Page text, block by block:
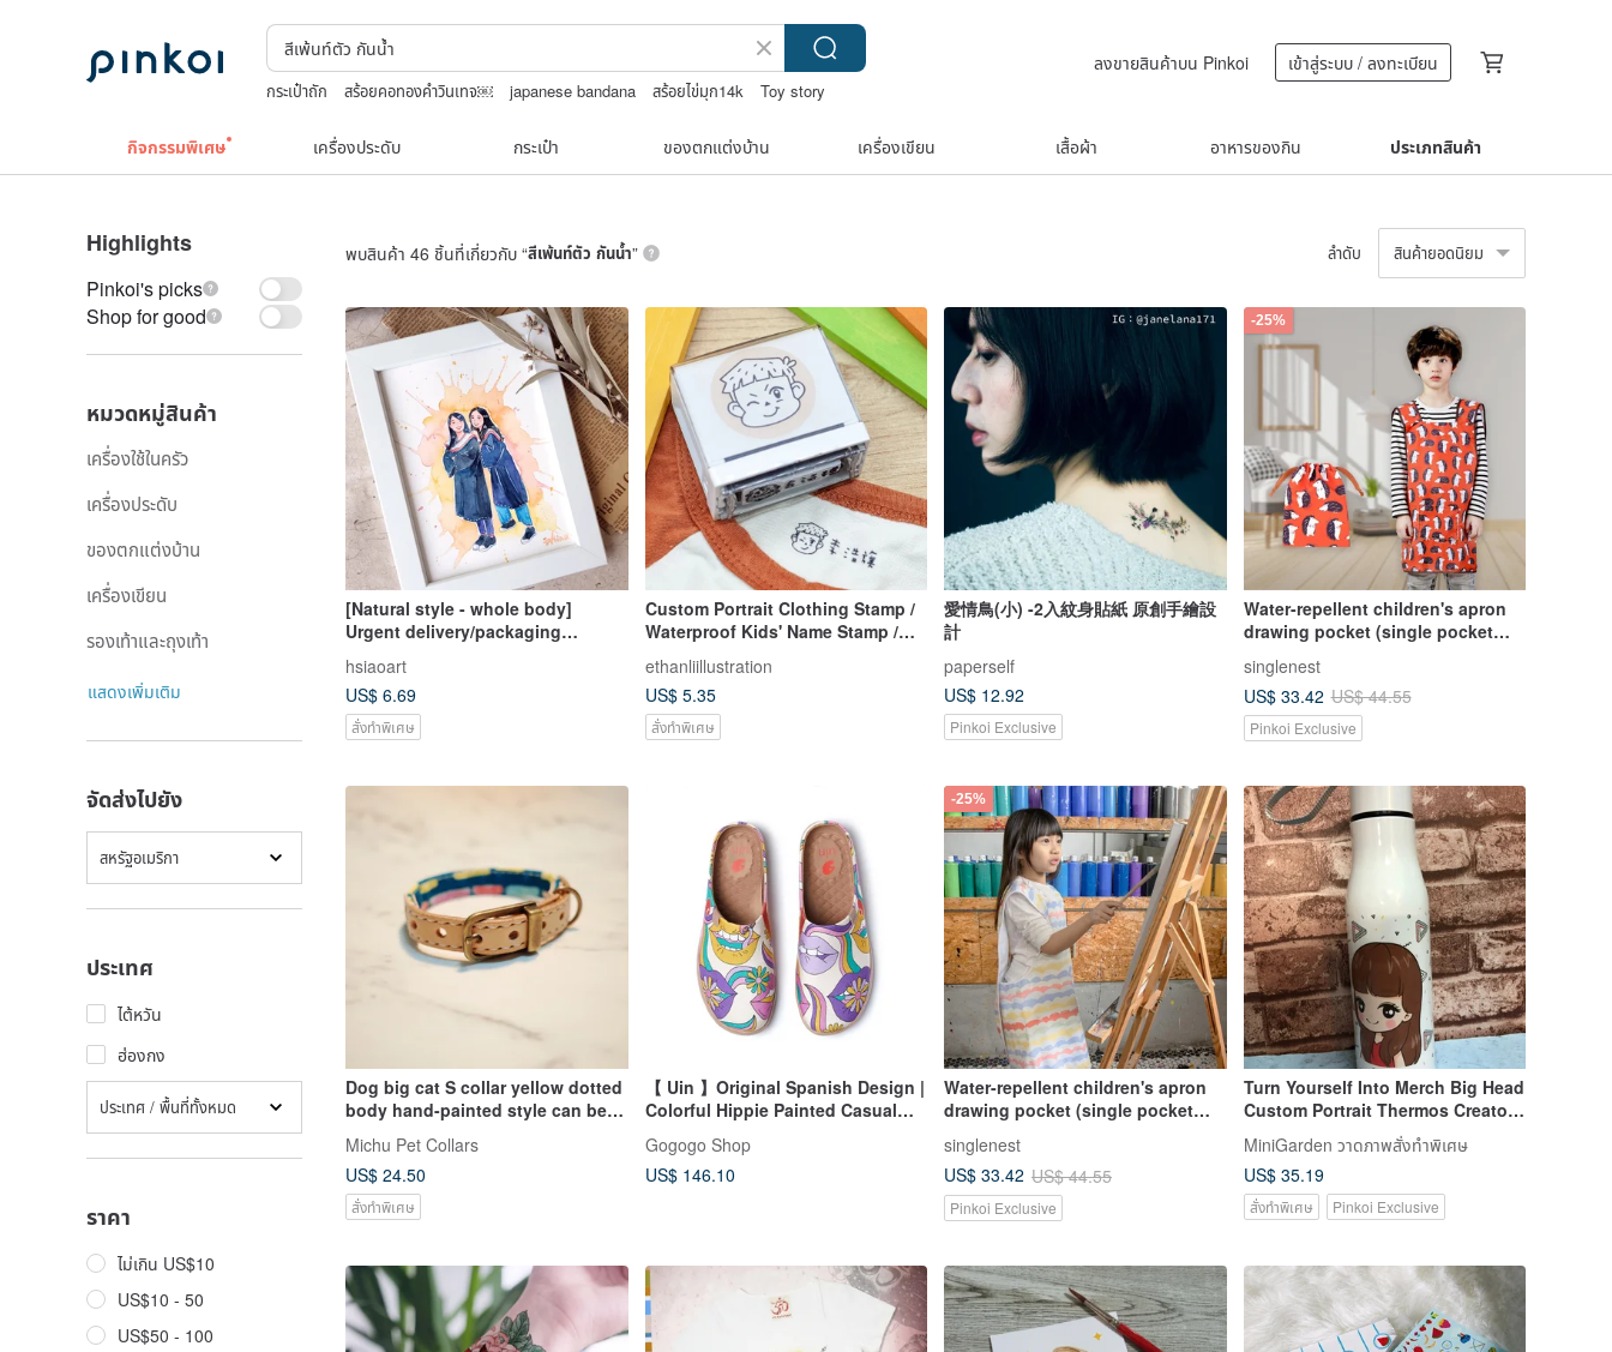
กระเป๋าถัก สร้อยคอทองคำวินเทจ￼ japanese bandana สร้อยไข่มุก14k
Toy story
ลงขายสินค้าบน Pinkoi เข้าสู่ระบบ / ลงทะเบียน
กิจกรรมพิเศษ เครื่องประดับ กระเป๋า ของตกแต่งบ้าน เครื่องเขียน เสื้อผ้า อาหารของกิน ประเภทสินค้า
Highlights
Pinkoi's picks
Shop for good
หมวดหมู่สินค้า
เครื่องใช้ในครัว
เครื่องประดับ
ของตกแต่งบ้าน
เครื่องเขียน
รองเท้าและถุงเท้า
แสดงเพิ่มเติม
จัดส่งไปยัง
สหรัฐอเมริกา
ประเทศ
ไต้หวัน
ฮ่องกง
ประเทศ / พื้นที่ทั้งหมด
ราคา
ไม่เกิน US$10
US$10 - 50
US$50 - 100
พบสินค้า 46 ชิ้นที่เกี่ยวกับ “สีเพ้นท์ตัว กันน้ำ” ลำดับ สินค้ายอดนิยม
[Natural style - whole body]
Urgent delivery/packaging
hsiaoart
US$ 6.69
สั่งทำพิเศษ
Custom Portrait Clothing Stamp /
Waterproof Kids' Name Stamp /
ethanliillustration
US$ 5.35
สั่งทำพิเศษ
愛情鳥(小) -2入紋身貼紙 原創手繪設
計
paperself
US$ 12.92
Pinkoi Exclusive
-25%
Water-repellent children's apron
drawing pocket (single pocket
same storage bag - Hedgehog
style
singlenest
US$ 33.42 US$ 44.55
Pinkoi Exclusive
Dog big cat S collar yellow dotted
body hand-painted style can be
attached to the leash
Michu Pet Collars
US$ 24.50
สั่งทำพิเศษ
【 Uin 】Original Spanish Design |
Colorful Hippie Painted Casual
Gogogo Shop
US$ 146.10
-25%
Water-repellent children's apron
drawing pocket (single pocket
same storage bag - rainbow wave
style
singlenest
US$ 33.42 US$ 44.55
Pinkoi Exclusive
Turn Yourself Into Merch Big Head
Custom Portrait Thermos Creator
MiniGarden วาดภาพสั่งทำพิเศษ
US$ 35.19
สั่งทำพิเศษ Pinkoi Exclusive